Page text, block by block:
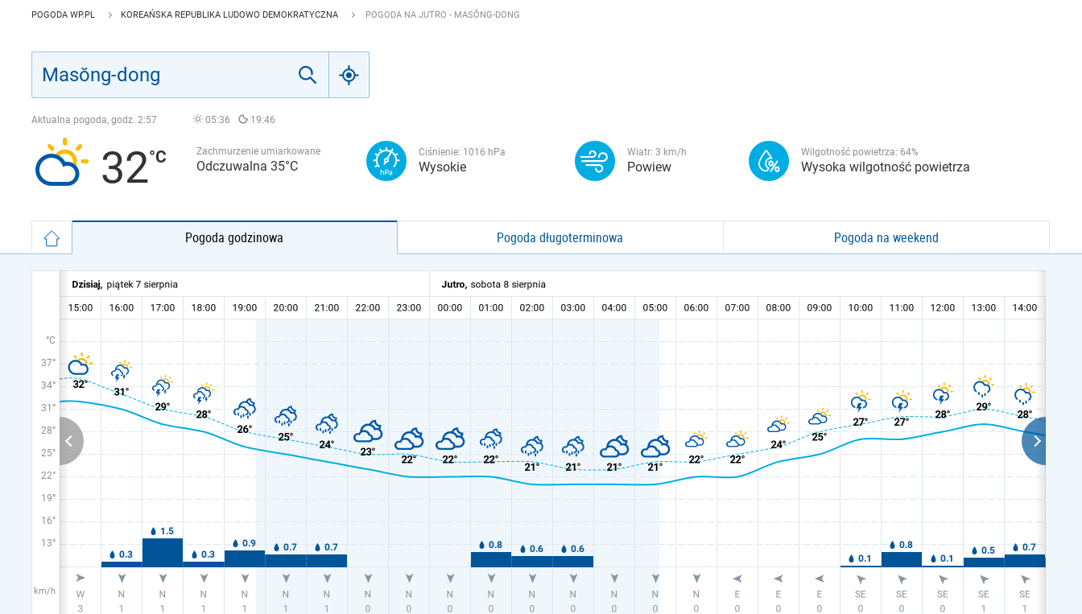
POGODA WP.PL KOREAŃSKA REPUBLIKA LUDOWO DEMOKRATYCZNA POGODA NA JUTRO - MASŎNG-DONG
Aktualna pogoda, godz. 2:57 05:36 19:46
32 Zachmurzenie umiarkowane
Odczuwalna 35°C
Ciśnienie: 1016 hPa
Wysokie
Wiatr: 3 km/h
Powiew
Wilgotność powietrza: 64%
Wysoka wilgotność powietrza
Pogoda godzinowa Pogoda długoterminowa Pogoda na weekend
°C
37°
34°
31°
28°
25°
22°
19°
16°
13°
km/h